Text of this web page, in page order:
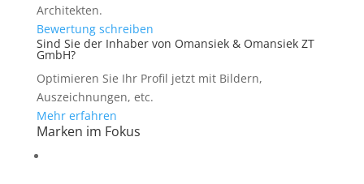
Architekten.
Bewertung schreiben
Sind Sie der Inhaber von Omansiek & Omansiek ZT
GmbH?
Optimieren Sie Ihr Profil jetzt mit Bildern,
Auszeichnungen, etc.
Mehr erfahren
Marken im Fokus